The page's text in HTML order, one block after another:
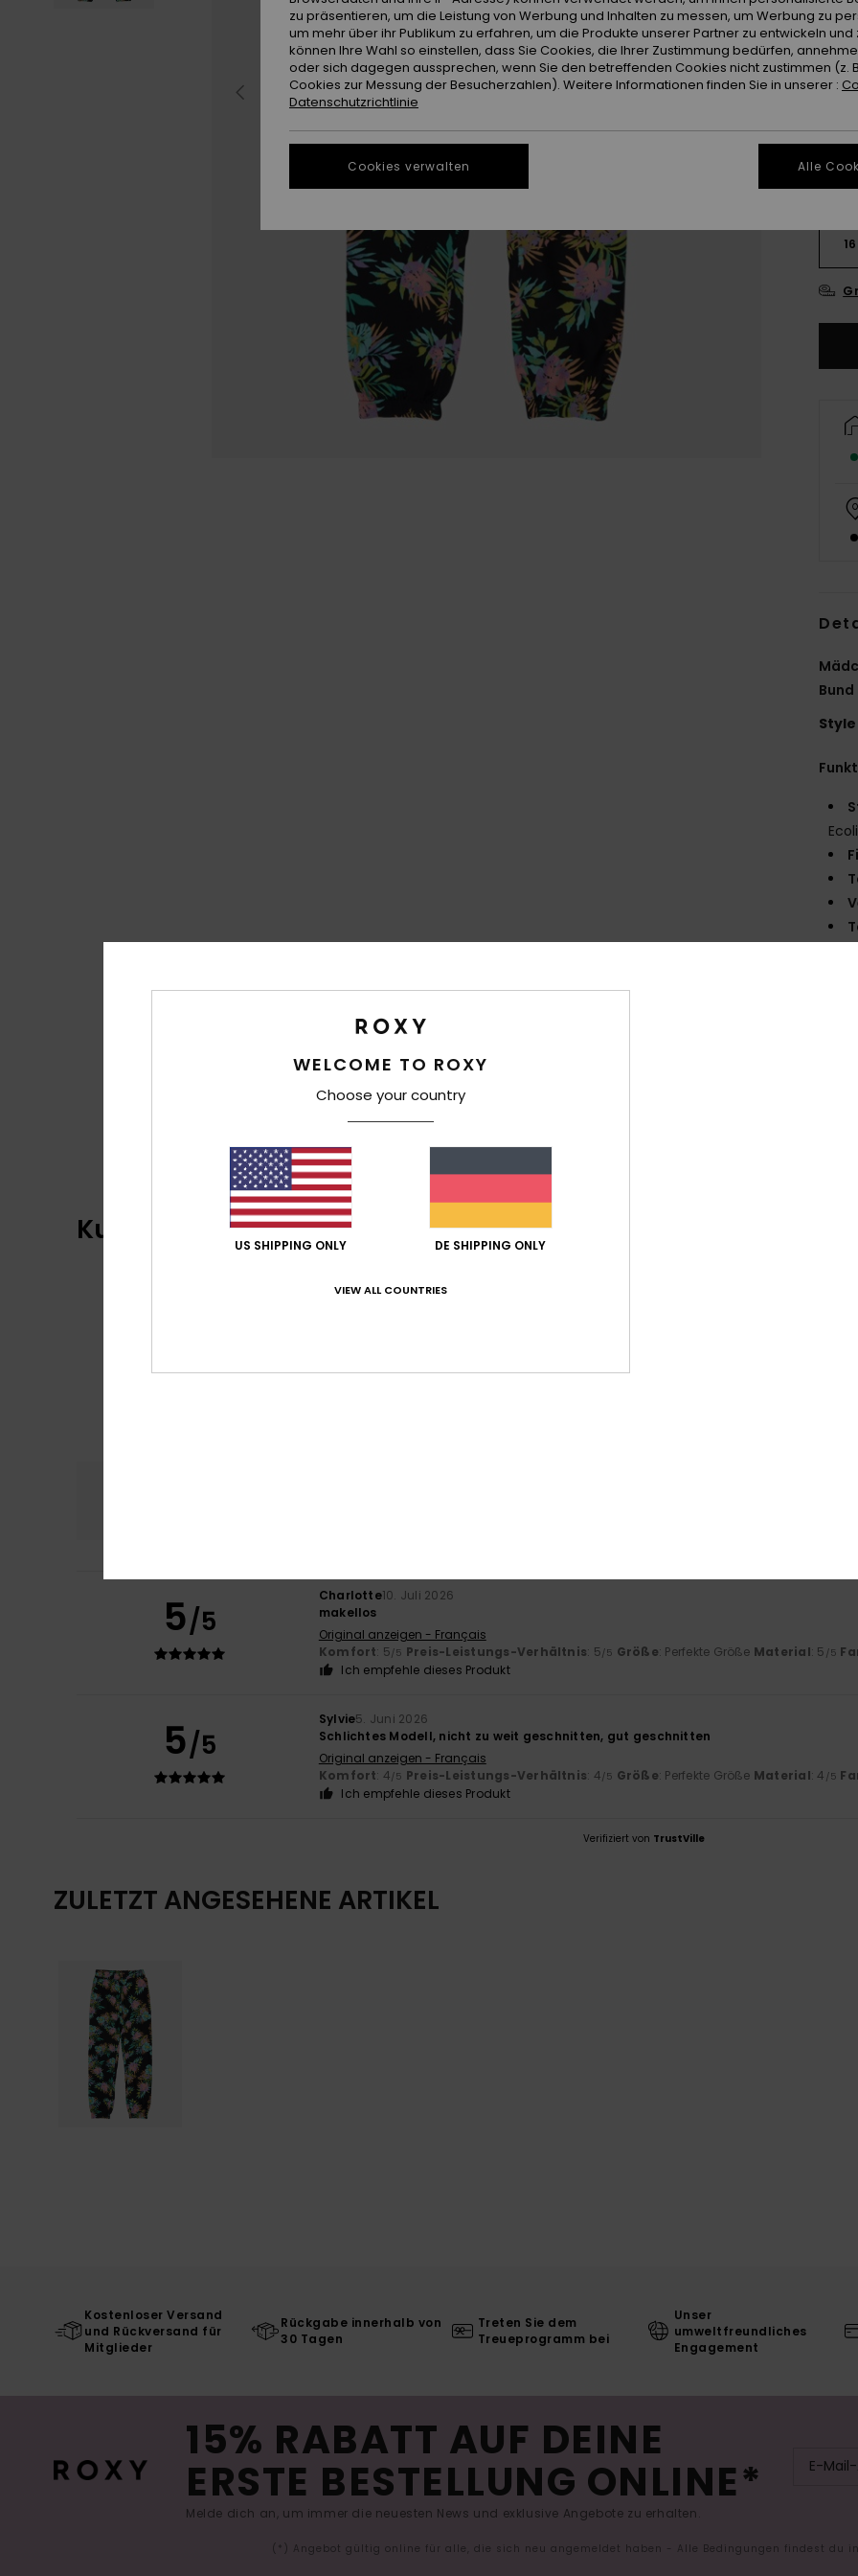
Farbe
16
Bund
Style
Kundenbewertungen
5/5
Charlotte10. Juli 2026
makellos
Original anzeigen - Français
Komfort: 5/5 Preis-Leistungs-Verhältnis: 5/5 Größe: Perfekte Größe Material: 5 /5
Ich empfehle dieses Produkt
5/5
Sylvie5. Juni 2026
Schlichtes Modell, nicht zu weit geschnitten, gut geschnitten
Original anzeigen - Français
Komfort: 4/5 Preis-Leistungs-Verhältnis: 4/5 Größe: Perfekte Größe Material: 4 /5
Ich empfehle dieses Produkt
Verifiziert von TrustVille
ZULETZT ANGESEHENE ARTIKEL
Kostenloser Versand
und Rückversand für
Mitglieder
Rückgabe innerhalb von
30 Tagen
Treten Sie dem
Treueprogramm bei
Unser
umweltfreundliches
Engagement
15% RABATT AUF DEINE
ERSTE BESTELLUNG ONLINE*
Melde dich an, um immer die neuesten News und exklusive Angebote zu erhalten.
(*) Angebot gültig online für alle, die sich neu angemeldet haben - Alle Bedingungen findest du
WELCOME TO ROXY
Choose your country
US SHIPPING ONLY DE SHIPPING ONLY
VIEW ALL COUNTRIES
zu präsentieren, um die Leistung von Werbung und Inhalten zu messen, um Werbung zu
um mehr über ihr Publikum zu erfahren, um die Produkte unserer Partner zu entwickeln und
können Ihre Wahl so einstellen, dass Sie Cookies, die Ihrer Zustimmung bedürfen,
oder sich dagegen aussprechen, wenn Sie den betreffenden Cookies nicht zustimmen (z.
Cookies zur Messung der Besucherzahlen). Weitere Informationen finden Sie in unserer :
Datenschutzrichtlinie
Cookies verwalten Alle